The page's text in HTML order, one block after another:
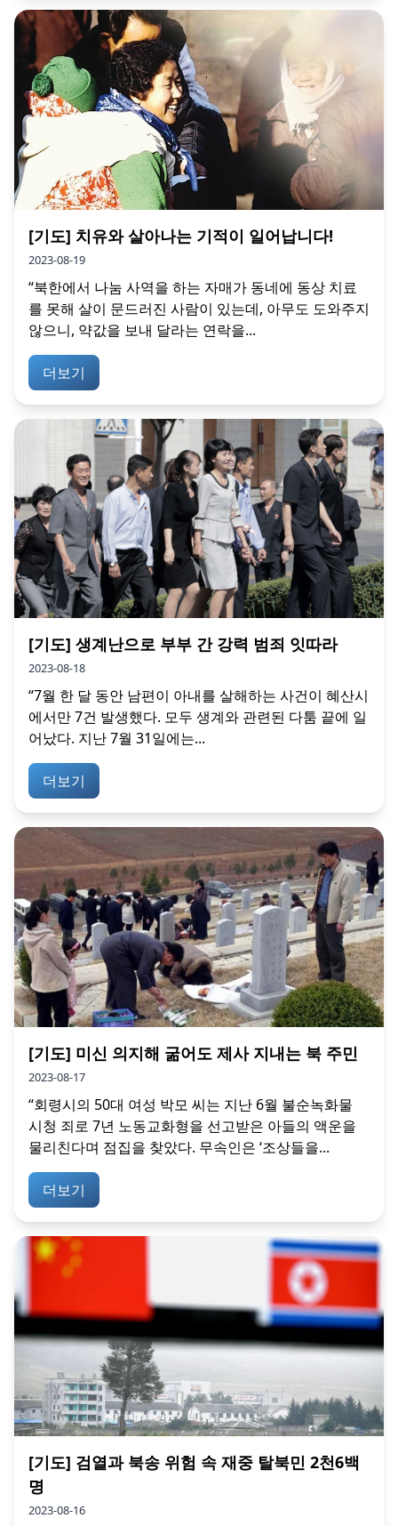
[기도] 치유와 살아나는 기적이 일어납니다!
2023-08-19
“북한에서 나눔 사역을 하는 자매가 동네에 동상 치료
를 못해 살이 문드러진 사람이 있는데, 아무도 도와주지
않으니, 약값을 보내 달라는 연락을...
더보기
[기도] 생계난으로 부부 간 강력 범죄 잇따라
2023-08-18
“7월 한 달 동안 남편이 아내를 살해하는 사건이 혜산시
에서만 7건 발생했다. 모두 생계와 관련된 다툼 끝에 일
어났다. 지난 7월 31일에는...
더보기
[기도] 미신 의지해 굶어도 제사 지내는 북 주민
2023-08-17
“회령시의 50대 여성 박모 씨는 지난 6월 불순녹화물
시청 죄로 7년 노동교화형을 선고받은 아들의 액운을
물리친다며 점집을 찾았다. 무속인은 ‘조상들을...
더보기
[기도] 검열과 북송 위험 속 재중 탈북민 2천6백
명
2023-08-16